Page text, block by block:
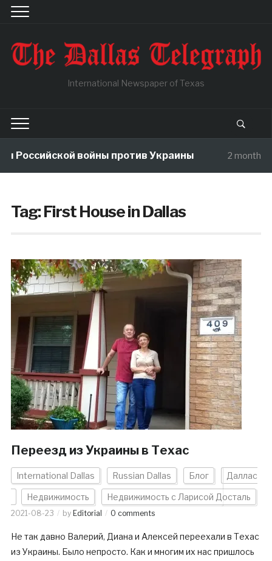
International Newspaper of Texas
Российской войны против Украины 2 months
Tag:First House in Dallas
Переезд из Украины в Техас
International Dallas Russian Dallas Блог Даллас
Недвижимость Недвижимость с Ларисой Досталь
2021-08-23 by Editorial 0 comments
Не так давно Валерий, Диана и Алексей переехали в Техас
из Украины. Было непросто. Как и многим их нас пришлось